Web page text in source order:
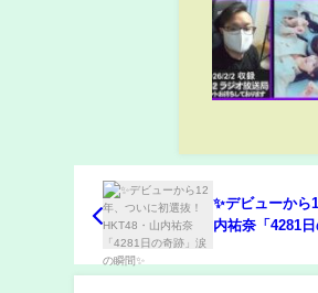
✨デビューから
内祐奈「4281